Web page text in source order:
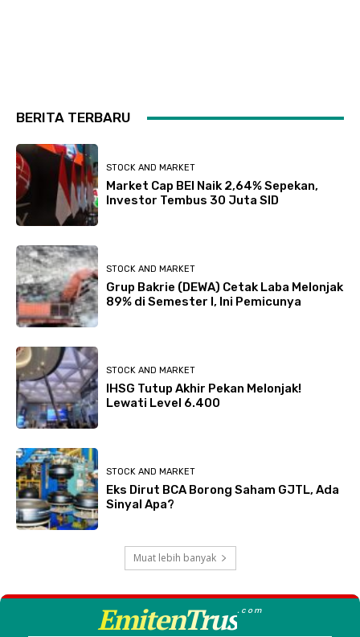
BERITA TERBARU
STOCK AND MARKET
Market Cap BEI Naik 2,64% Sepekan,
Investor Tembus 30 Juta SID
STOCK AND MARKET
Grup Bakrie (DEWA) Cetak Laba Melonjak
89% di Semester I, Ini Pemicunya
STOCK AND MARKET
IHSG Tutup Akhir Pekan Melonjak!
Lewati Level 6.400
STOCK AND MARKET
Eks Dirut BCA Borong Saham GJTL, Ada
Sinyal Apa?
Muat lebih banyak
EmitenTrus.com